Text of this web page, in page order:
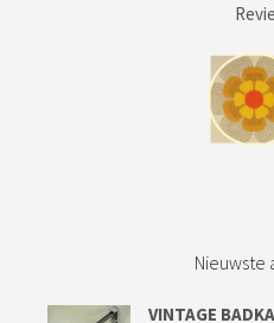
Nieuwste
VINTAGE